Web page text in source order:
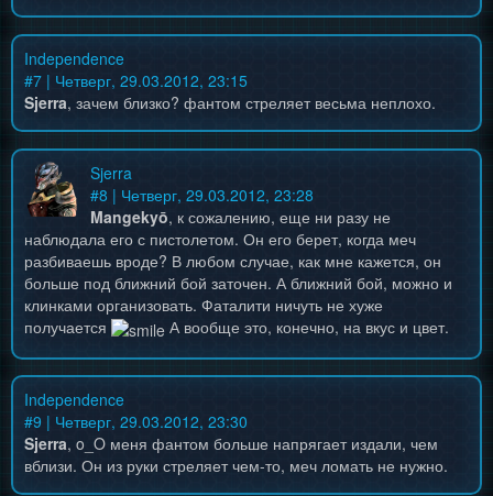
Independence
#7 | Четверг, 29.03.2012, 23:15
Sjerra, зачем близко? фантом стреляет весьма неплохо.
Sjerra
#8 | Четверг, 29.03.2012, 23:28
Mangekyō, к сожалению, еще ни разу не
наблюдала его с пистолетом. Он его берет, когда меч
разбиваешь вроде? В любом случае, как мне кажется, он
больше под ближний бой заточен. А ближний бой, можно и
клинками организовать. Фаталити ничуть не хуже
получается
А вообще это, конечно, на вкус и цвет.
Independence
#9 | Четверг, 29.03.2012, 23:30
Sjerra, o_O меня фантом больше напрягает издали, чем
вблизи. Он из руки стреляет чем-то, меч ломать не нужно.